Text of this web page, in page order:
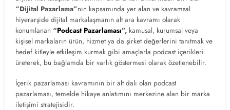
“Dijital Pazarlama”nın kapsamında yer alan ve kavramsal
hiyerarşide dijital markalaşmanın alt ara kavramı olarak
konumlanan “Podcast Pazarlaması”, kamusal, kurumsal veya
kişisel markaların ürün, hizmet ya da şirket değerlerini tanıtmak ve
hedef kitleyle etkileşim kurmak gibi amaçlarla podcast içerikleri
üreterek, bu bağlamda bir varlık göstermesi olarak özetlenebilir.
İçerik pazarlaması kavramının bir alt dalı olan podcast
pazarlaması, temelde hikaye anlatımını merkezine alan bir marka
iletişimi stratejisidir.